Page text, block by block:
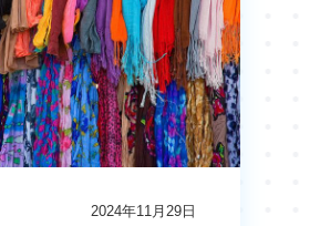
2024年11月29日